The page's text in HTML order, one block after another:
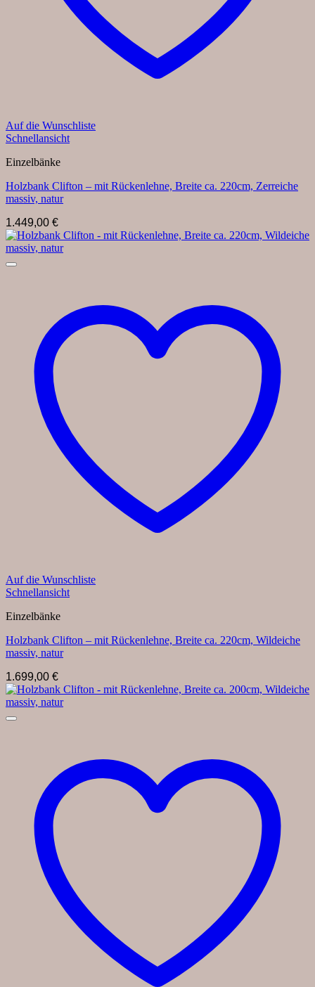
Auf die Wunschliste
Schnellansicht
Einzelbänke
Holzbank Clifton – mit Rückenlehne, Breite ca. 220cm, Zerreiche
massiv, natur
1.449,00 €
Auf die Wunschliste
Schnellansicht
Einzelbänke
Holzbank Clifton – mit Rückenlehne, Breite ca. 220cm, Wildeiche
massiv, natur
1.699,00 €